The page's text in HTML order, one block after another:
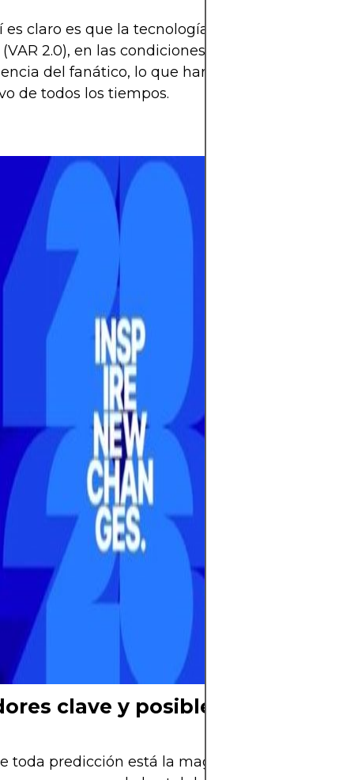
es claro es que la tecnología también influirá en
2.0), en las condiciones físicas de los
del fanático, lo que hará de este Mundial el
de todos los tiempos.
clave y posibles
toda predicción está la magia de los jugadores.